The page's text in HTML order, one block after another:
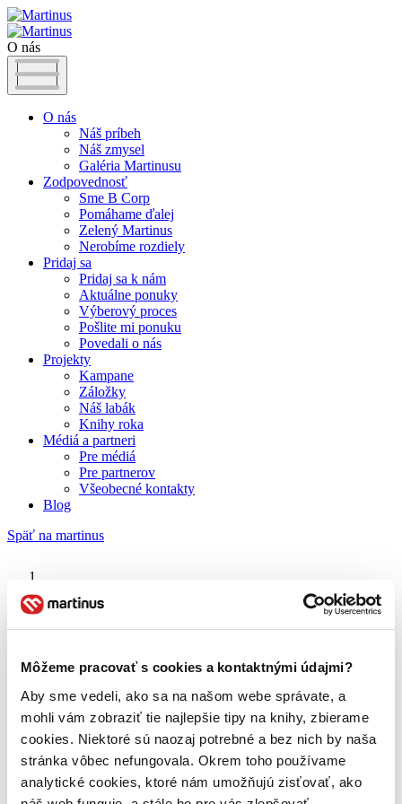
Môžeme pracovať s cookies a kontaktnými údajmi?
Aby sme vedeli, ako sa na našom webe správate, a
mohli vám zobraziť tie najlepšie tipy na knihy, zbierame
cookies. Niektoré sú naozaj potrebné a bez nich by naša
stránka vôbec nefungovala. Okrem toho používame
analytické cookies, ktoré nám umožňujú zisťovať, ako
O nás
O nás
Náš príbeh
Náš zmysel
Galéria Martinusu
Zodpovednosť
Sme B Corp
Pomáhame ďalej
Zelený Martinus
Nerobíme rozdiely
Pridaj sa
Pridaj sa k nám
Aktuálne ponuky
Výberový proces
Pošlite mi ponuku
Povedali o nás
Projekty
Kampane
Záložky
Náš labák
Knihy roka
Médiá a partneri
Pre médiá
Pre partnerov
Všeobecné kontakty
Blog
Späť na martinus
Ľudo Ondrejov
O nás
Náš príbeh
Galéria Martinusu
Zodpovednosť
Sme B Corp